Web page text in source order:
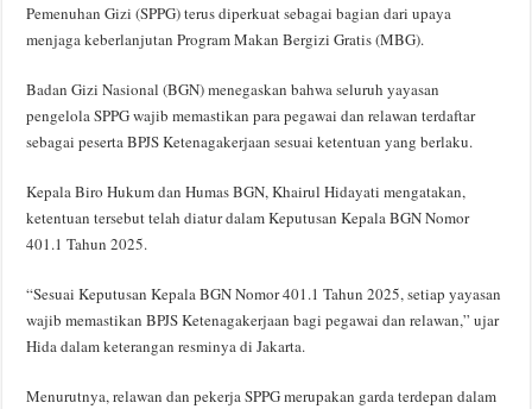
Pemenuhan Gizi (SPPG) terus diperkuat sebagai bagian dari upaya
menjaga keberlanjutan Program Makan Bergizi Gratis (MBG).
Badan Gizi Nasional (BGN) menegaskan bahwa seluruh yayasan
pengelola SPPG wajib memastikan para pegawai dan relawan terdaftar
sebagai peserta BPJS Ketenagakerjaan sesuai ketentuan yang berlaku.
Kepala Biro Hukum dan Humas BGN, Khairul Hidayati mengatakan,
ketentuan tersebut telah diatur dalam Keputusan Kepala BGN Nomor
401.1 Tahun 2025.
“Sesuai Keputusan Kepala BGN Nomor 401.1 Tahun 2025, setiap yayasan
wajib memastikan BPJS Ketenagakerjaan bagi pegawai dan relawan,” ujar
Hida dalam keterangan resminya di Jakarta.
Menurutnya, relawan dan pekerja SPPG merupakan garda terdepan dalam